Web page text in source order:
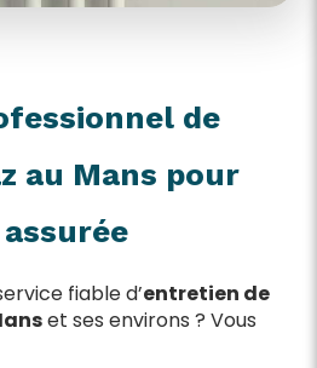
de
au Mans pour
fiable d’entretien de
et ses environs ? Vous